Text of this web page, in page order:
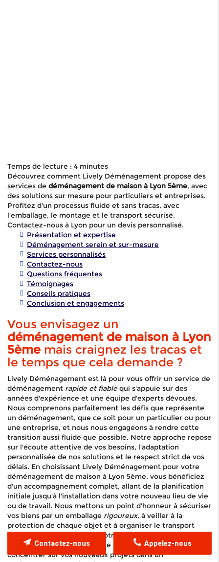
Temps de lecture : 4 minutes
Découvrez comment Lively Déménagement propose des
services de déménagement de maison à Lyon 5ème, avec
des solutions sur mesure pour particuliers et entreprises.
Profitez d'un processus fluide et sans tracas, avec
l'emballage, le montage et le transport sécurisé.
Contactez-nous à Lyon pour un devis personnalisé.
Présentation et expertise
Déménagement serein et sur-mesure
Services personnalisés
Contactez-nous
Questions fréquentes
Témoignages
Conseils pratiques
Conclusion et engagements
Vous envisagez un
déménagement de maison à Lyon
5ème mais craignez les tracas et
le temps que cela demande ?
Lively Déménagement est là pour vous offrir un service de
déménagement rapide et fiablequi s'appuie sur des
années d'expérience et une équipe d'experts dévoués.
Nous comprenons parfaitement les défis que représente
un déménagement, que ce soit pour un particulier ou pour
une entreprise, et nous nous engageons à rendre cette
transition aussi fluide que possible. Notre approche repose
sur l'écoute attentive de vos besoins, l'adaptation
personnalisée de nos solutions et le respect strict de vos
délais. En choisissant Lively Déménagement pour votre
déménagement de maison à Lyon 5ème, vous bénéficiez
d'un accompagnement complet, allant de la planification
initiale jusqu'à l'installation dans votre nouveau lieu de vie
ou de travail. Nous mettons un point d'honneur à sécuriser
vos biens par un emballage rigoureux, à veiller à la
protection de chaque objet et à organiser le transport
avec une grande minutie. Notre objectif est de vous offrir
une tranquillité d'esprit totale afin que vous puissiez vous
concentrer sur vos nouveaux projets dans un
Appelez-nous
Contactez-nous